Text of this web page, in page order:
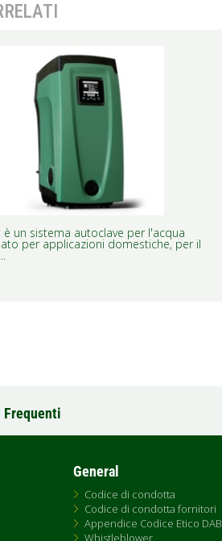
è un sistema autoclave per l'acqua
per applicazioni domestiche, per il
Frequenti
General
Codice di condotta
Codice di condotta fornitori
Appendice Codice Etico DAB
Whistleblower